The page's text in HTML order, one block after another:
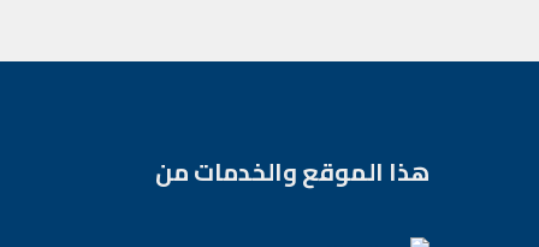
هذا الموقع والخدمات من